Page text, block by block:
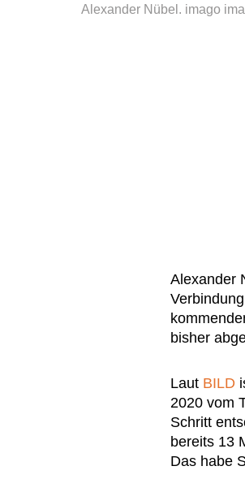
Alexander Nübel. imago
Alexander
bisher
Laut BILD
2020 vom
Schritt
bereits 13
Das habe